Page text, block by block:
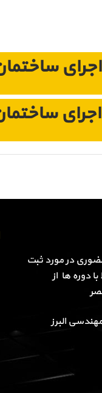
در مورد ثبت
دوره ها از
البرز